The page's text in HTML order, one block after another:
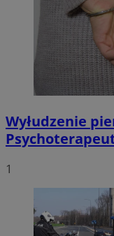
Wyłudzenie
1